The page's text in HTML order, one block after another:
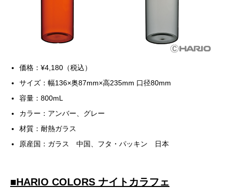
価格：¥4,180（税込）
サイズ：幅136×奥87mm×高235mm 口径80mm
容量：800mL
カラー：アンバー、グレー
材質：耐熱ガラス
原産国：ガラス 中国、フタ・パッキン 日本
■HARIO COLORS ナイトカラフェ